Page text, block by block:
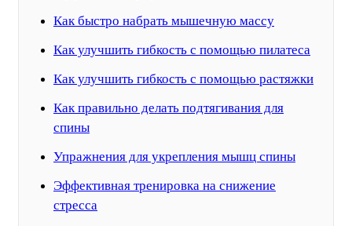
Как быстро набрать мышечную массу
Как улучшить гибкость с помощью пилатеса
Как улучшить гибкость с помощью растяжки
Как правильно делать подтягивания для
спины
Упражнения для укрепления мышц спины
Эффективная тренировка на снижение
стресса